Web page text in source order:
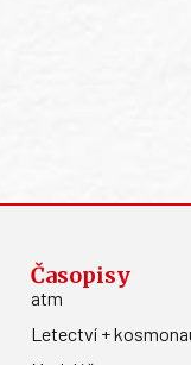
Časopisy
atm
Letectví +